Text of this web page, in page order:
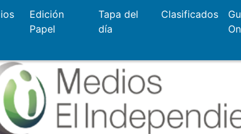
Edición
Papel
Tapa del
día
Clasificados